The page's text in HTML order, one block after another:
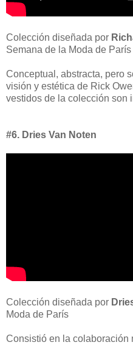
Colección diseñada por
Semana de la Moda de París
Conceptual, abstracta, pero
visión y estética de Rick
vestidos de la colección son
#6. Dries Van Noten
Colección diseñada por
Moda de París
Consistió en la colaboración